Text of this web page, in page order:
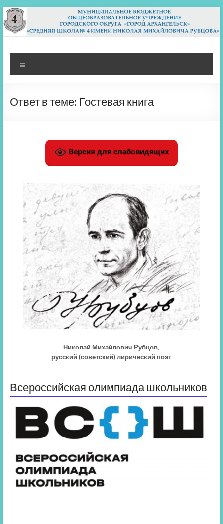
Перейти
к
содержимому
МБОУ СШ 4
Архангельск
Ответ в теме: Гостевая книга
Версия для слабовидящих
Николай Михайлович Рубцов,
русский (советский) лирический поэт
Всероссийская олимпиада школьников